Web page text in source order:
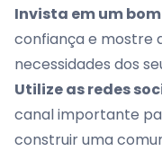
Invista em um
confiança e mostre
necessidades dos
Utilize as redes
canal importante
construir uma